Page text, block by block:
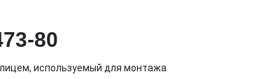
80
используемый для монтажа